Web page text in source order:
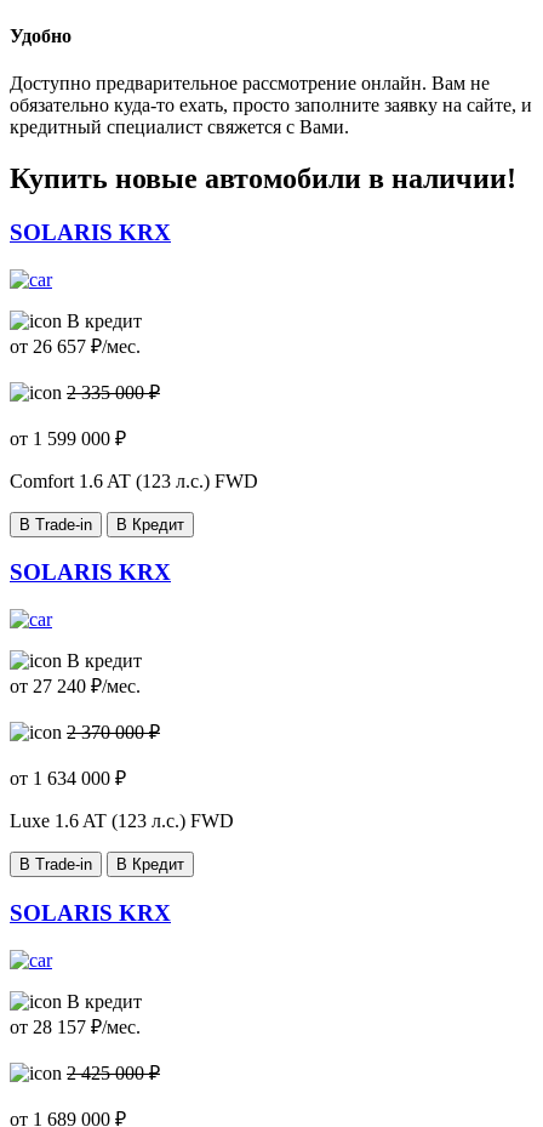
Удобно
Доступно предварительное рассмотрение онлайн. Вам не
обязательно куда-то ехать, просто заполните заявку на сайте, и
кредитный специалист свяжется с Вами.
Купить новые автомобили в наличии!
SOLARIS KRX
В кредит
от 26 657 ₽/мес.
2 335 000 ₽
от 1 599 000 ₽
Comfort 1.6 AT (123 л.с.) FWD
В Trade-in В Кредит
SOLARIS KRX
В кредит
от 27 240 ₽/мес.
2 370 000 ₽
от 1 634 000 ₽
Luxe 1.6 AT (123 л.с.) FWD
В Trade-in В Кредит
SOLARIS KRX
В кредит
от 28 157 ₽/мес.
2 425 000 ₽
от 1 689 000 ₽